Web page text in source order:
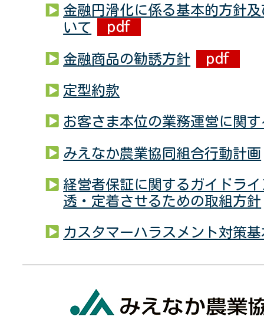
金融円滑化に係る基本的方針
いて
金融商品の勧誘方針
定型約款
お客さま本位の業務運営に関
みえなか農業協同組合行動計画
経営者保証に関するガイドラ
透・定着させるための取組方針
カスタマーハラスメント対策